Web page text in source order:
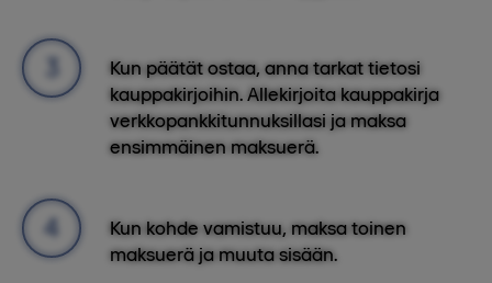
Kun päätät ostaa, anna tarkat tietosi
kauppakirjoihin. Allekirjoita kauppakirja
verkkopankkitunnuksillasi ja maksa
ensimmäinen maksuerä.
Kun kohde vamistuu, maksa toinen
maksuerä ja muuta sisään.